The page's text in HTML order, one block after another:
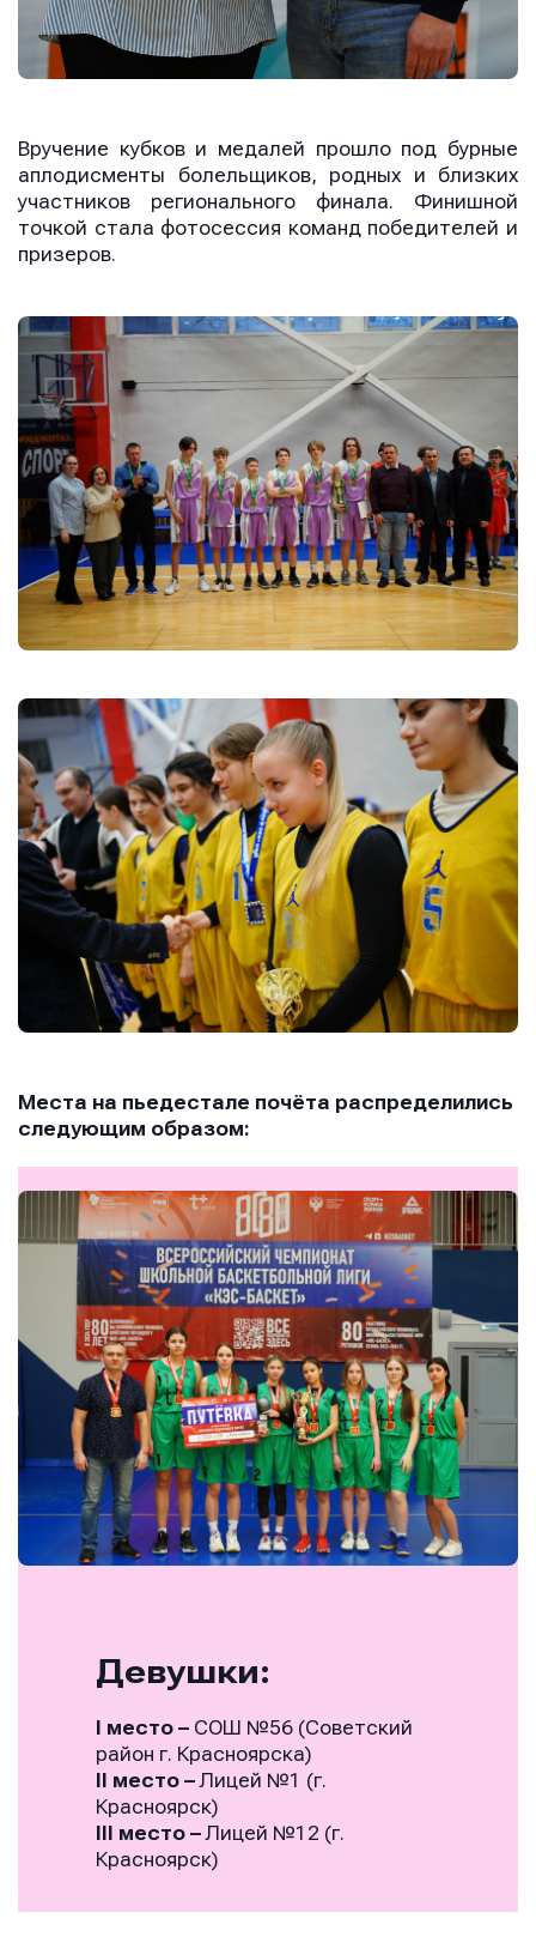
Вручение кубков и медалей прошло под бурные
аплодисменты болельщиков, родных и близких
участников регионального финала. Финишной
точкой стала фотосессия команд победителей и
призеров.
Места на пьедестале почёта распределились
следующим образом:
Девушки:
I место – СОШ №56 (Советский
район г. Красноярска)
II место –Лицей №1 (г.
Красноярск)
III место –Лицей №12 (г.
Красноярск)